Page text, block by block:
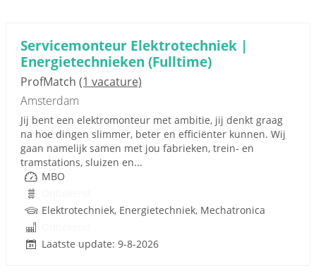
Servicemonteur Elektrotechniek |
Energietechnieken (Fulltime)
ProfMatch (1 vacature)
Amsterdam
Jij bent een elektromonteur met ambitie, jij denkt graag
na hoe dingen slimmer, beter en efficiënter kunnen. Wij
gaan namelijk samen met jou fabrieken, trein- en
tramstations, sluizen en...
MBO
Elektrotechniek, Energietechniek, Mechatronica
Laatste update: 9-8-2026